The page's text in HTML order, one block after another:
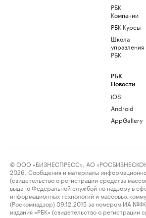
РБК
Компании
РБК Курсы
Школа
управления
РБК
РБК
Новости
iOS
Android
AppGallery
© ООО «БИЗНЕСПРЕСС», АО
2026. Сообщения и материалы
(свидетельство о регистрации средства
выдано Федеральной службой по надзору в
информационных технологий и массовых
(Роскомнадзор) 09.12.2015 за номером ИА
издания «РБК» (свидетельство о регистрации